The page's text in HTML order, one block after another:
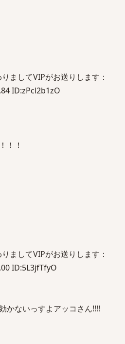
ましてVIPがお送りします：
ID:zPcl2b1zO
！！
ましてVIPがお送りします：
ID:5L3jfTfyO
かないっすよアッコさん!!!!